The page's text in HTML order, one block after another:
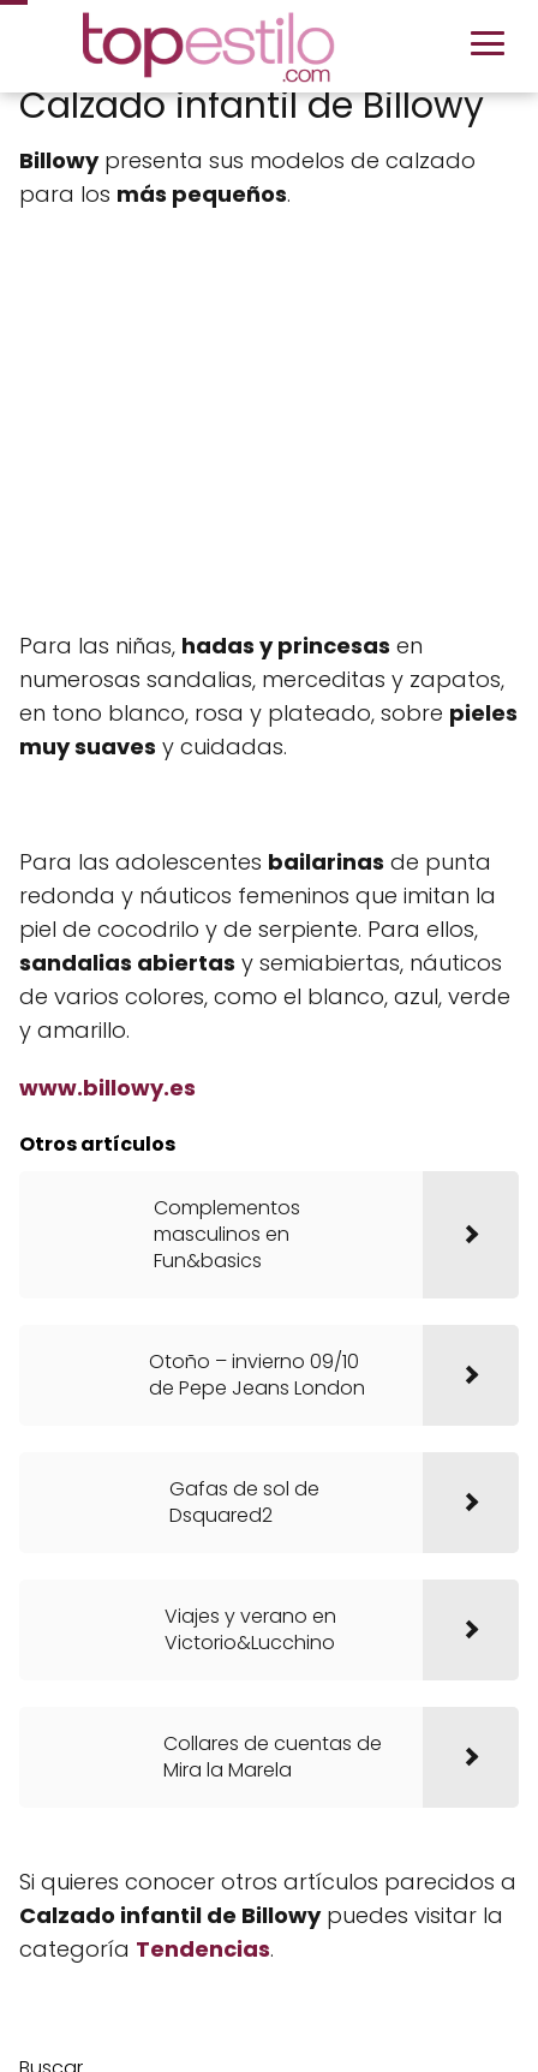
Calzado infantil de Billowy
Billowypresenta sus modelos de calzado
para los más pequeños.
Para las niñas, hadas y princesas en
numerosas sandalias, merceditas y zapatos,
en tono blanco, rosa y plateado, sobre pieles
muy suaves y cuidadas.
Para las adolescentes bailarinas de punta
redonda y náuticos femeninos que imitan la
piel de cocodrilo y de serpiente. Para ellos,
sandalias abiertas y semiabiertas, náuticos
de varios colores, como el blanco, azul, verde
y amarillo.
www.billowy.es
Otros artículos
Complementos
masculinos en
Fun&basics
Otoño – invierno 09/10
de Pepe Jeans London
Gafas de sol de
Dsquared2
Viajes y verano en
Victorio&Lucchino
Collares de cuentas de
Mira la Marela
Si quieres conocer otros artículos parecidos a
Calzado infantil de Billowypuedes visitar la
categoría Tendencias.